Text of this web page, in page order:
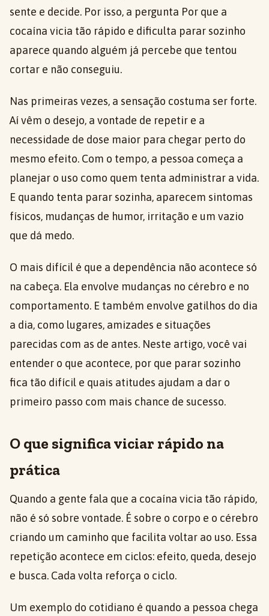
sente e decide. Por isso, a pergunta Por que a
cocaína vicia tão rápido e dificulta parar sozinho
aparece quando alguém já percebe que tentou
cortar e não conseguiu.
Nas primeiras vezes, a sensação costuma ser forte.
Aí vêm o desejo, a vontade de repetir e a
necessidade de dose maior para chegar perto do
mesmo efeito. Com o tempo, a pessoa começa a
planejar o uso como quem tenta administrar a vida.
E quando tenta parar sozinha, aparecem sintomas
físicos, mudanças de humor, irritação e um vazio
que dá medo.
O mais difícil é que a dependência não acontece só
na cabeça. Ela envolve mudanças no cérebro e no
comportamento. E também envolve gatilhos do dia
a dia, como lugares, amizades e situações
parecidas com as de antes. Neste artigo, você vai
entender o que acontece, por que parar sozinho
fica tão difícil e quais atitudes ajudam a dar o
primeiro passo com mais chance de sucesso.
O que significa viciar rápido na
prática
Quando a gente fala que a cocaína vicia tão rápido,
não é só sobre vontade. É sobre o corpo e o cérebro
criando um caminho que facilita voltar ao uso. Essa
repetição acontece em ciclos: efeito, queda, desejo
e busca. Cada volta reforça o ciclo.
Um exemplo do cotidiano é quando a pessoa chega